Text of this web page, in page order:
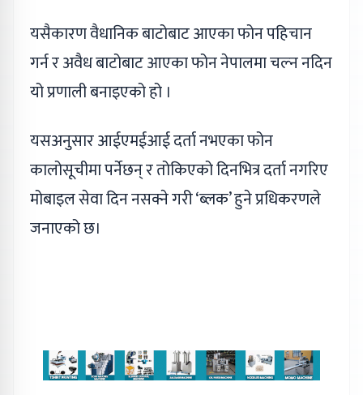
यसैकारण वैधानिक बाटोबाट आएका फोन पहिचान
गर्न र अवैध बाटोबाट आएका फोन नेपालमा चल्न नदिन
यो प्रणाली बनाइएको हो ।
यसअनुसार आईएमईआई दर्ता नभएका फोन
कालोसूचीमा पर्नेछन् र तोकिएको दिनभित्र दर्ता नगरिए
मोबाइल सेवा दिन नसक्ने गरी ‘ब्लक’ हुने प्रधिकरणले
जनाएको छ।